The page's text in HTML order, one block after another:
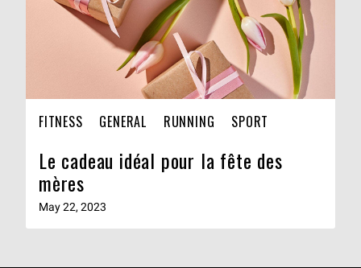
FITNESS GENERAL RUNNING SPORT
Le cadeau idéal pour la fête des
mères
May 22, 2023